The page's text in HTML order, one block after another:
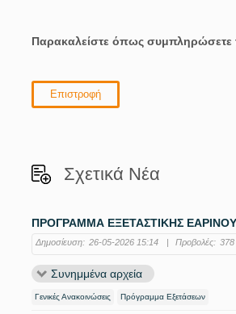
Παρακαλείστε όπως
Επιστροφή
Σχετικά Νέα
ΠΡΟΓΡΑΜΜΑ ΕΞΕΤΑΣΤΙΚΗΣ
Δημοσίευση: 26-05-2026 15:14 | Προβολές: 378
Συνημμένα αρχεία
Γενικές Ανακοινώσεις Πρόγραμμα Εξετάσεων